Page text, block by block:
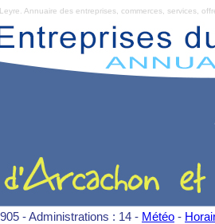
Annuaire des entreprises, commerces, services,
- Administrations : 14 - Météo -